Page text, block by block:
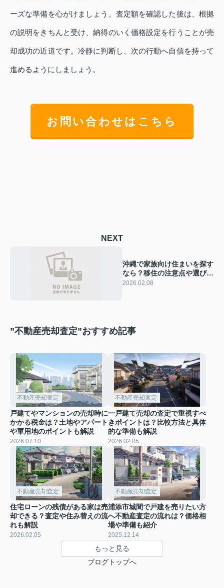
ーズな準備を心がけましょう。査定額を確認した後は、根拠
の説明をきちんと受け、納得のいく価格設定を行うことが売
却成功の近道です。冷静に判断し、次の行動へ自信を持って
進めるようにしましょう。
お問い合わせはこちら
NEXT
沖縄で家族向け住まいを探す
なら？移住の注意点や選び方
も紹介
2026.02.08
”不動産売却査定”おすすめ記事
不動産売却査定
戸建てやマンションの売却時に
かかる税金は？土地やアパート
や軍用地のポイントも解説
2026.07.10
不動産売却査定
一戸建て売却の査定で重視すべ
きポイントは？比較方法と具体
的な準備も解説
2026.02.05
不動産売却査定
住宅ローンの残債がある家は売
却できる？査定や住み替えの流
れも解説
2026.02.05
不動産売却査定
浦添市城間で戸建を売りたい方
へ不動産査定の流れは？価格相
場や準備も紹介
2025.12.14
もっと見る
ブログトップへ